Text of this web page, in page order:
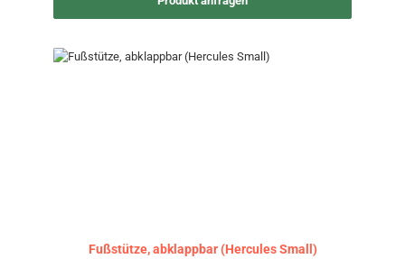
Fußstütze, abklappbar (Hercules Small)